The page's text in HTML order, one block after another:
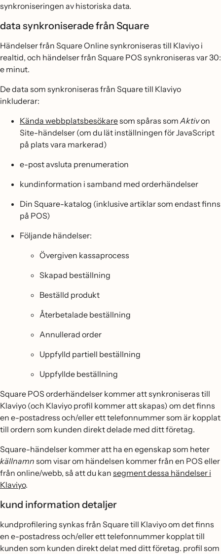
synkroniseringen av historiska data.
data synkroniserade från Square
Händelser från Square Online synkroniseras till Klaviyo i
realtid, och händelser från Square POS synkroniseras var 30:
e minut.
De data som synkroniseras från Square till Klaviyo
inkluderar:
Kända webbplatsbesökaresom spåras som Aktivon
Site-händelser (om du lät inställningen för JavaScript
på plats vara markerad)
e-post avsluta prenumeration
kundinformation i samband med orderhändelser
Din Square-katalog (inklusive artiklar som endast finns
på POS)
Följande händelser:
Övergiven kassaprocess
Skapad beställning
Beställd produkt
Återbetalade beställning
Annullerad order
Uppfylld partiell beställning
Uppfyllde beställning
Square POS orderhändelser kommer att synkroniseras till
Klaviyo (och Klaviyo profil kommer att skapas) om det finns
en e-postadress och/eller ett telefonnummer som är kopplat
till ordern som kunden direkt delade med ditt företag.
Square-händelser kommer att ha en egenskap som heter
källnamn som visar om händelsen kommer från en POS eller
från online/webb, så att du kan segment dessa händelser i
Klaviyo.
kund information detaljer
kundprofilering synkas från Square till Klaviyo om det finns
en e-postadress och/eller ett telefonnummer kopplat till
kunden som kunden direkt delat med ditt företag. profil som